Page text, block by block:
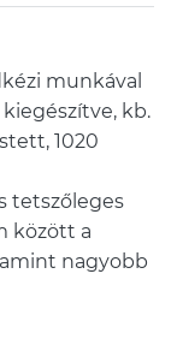
munkával
kb.
1020
tetszőleges
között a
nagyobb